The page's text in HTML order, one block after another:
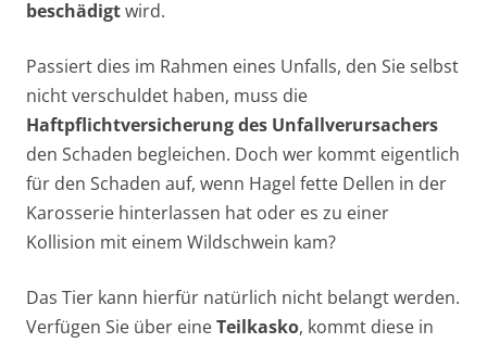
beschädigtwird.
Passiert dies im Rahmen eines Unfalls, den Sie selbst
nicht verschuldet haben, muss die
Haftpflichtversicherung des Unfallverursachers
den Schaden begleichen. Doch wer kommt eigentlich
für den Schaden auf, wenn Hagel fette Dellen in der
Karosserie hinterlassen hat oder es zu einer
Kollision mit einem Wildschwein kam?
Das Tier kann hierfür natürlich nicht belangt werden.
Verfügen Sie über eineTeilkasko, kommt diese in